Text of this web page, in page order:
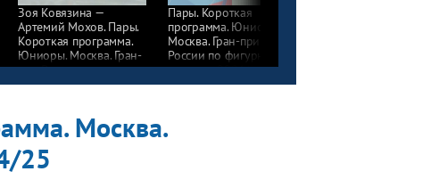
Зоя Ковязина —
Артемий Мохов. Пары.
Короткая программа.
Юниоры. Москва. Гран-
при России
по фигурному катанию
Пары. Короткая
программа. Юниоры.
Москва. Гран-при
России по фигурному
катанию 2024/25
Москва.
25